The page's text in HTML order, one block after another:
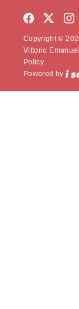
Copyright ©
Vittorio
Policy.
Powered by